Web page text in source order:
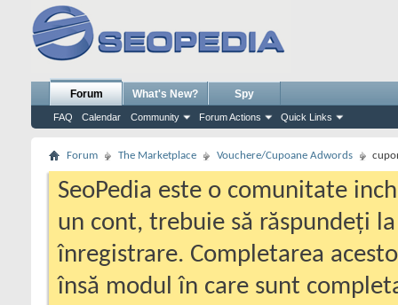
Forum
FAQ Calendar Community Forum Actions Quick Links
What's New? Spy
Forum The Marketplace Vouchere/Cupoane Adwords
SeoPedia este o comunitate
un cont, trebuie să răspundeți
înregistrare. Completarea
însă modul în care sunt